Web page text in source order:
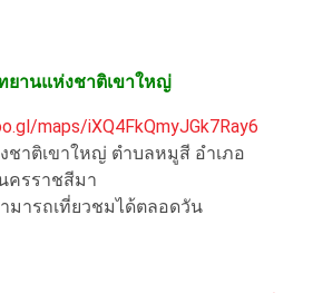
ยานแห่งชาติเขาใหญ่
maps/iXQ4FkQmyJGk7Ray6
ชาติเขาใหญ่ ตำบลหมูสี อำเภอ
ครราชสีมา
มารถเที่ยวชมได้ตลอดวัน